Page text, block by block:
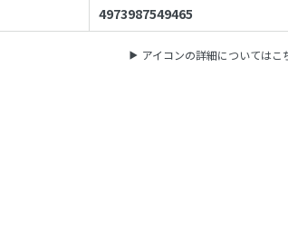
4973987549465
アイコンの詳細についてはこ